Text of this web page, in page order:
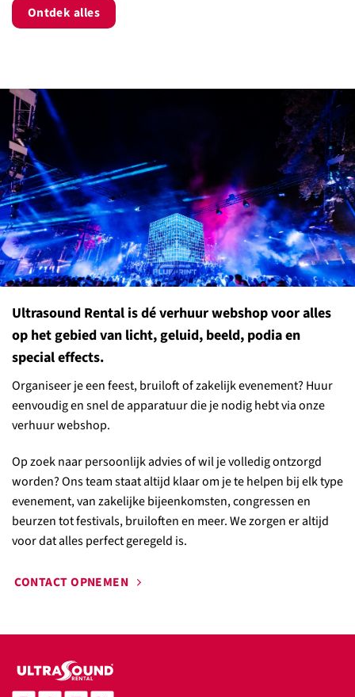
Ontdek alles
Ultrasound Rental is dé verhuur webshop voor alles
op het gebied van licht, geluid, beeld, podia en
special effects.
Organiseer je een feest, bruiloft of zakelijk evenement? Huur
eenvoudig en snel de apparatuur die je nodig hebt via onze
verhuur webshop.
Op zoek naar persoonlijk advies of wil je volledig ontzorgd
worden? Ons team staat altijd klaar om je te helpen bij elk type
evenement, van zakelijke bijeenkomsten, congressen en
beurzen tot festivals, bruiloften en meer. We zorgen er altijd
voor dat alles perfect geregeld is.
CONTACT OPNEMEN